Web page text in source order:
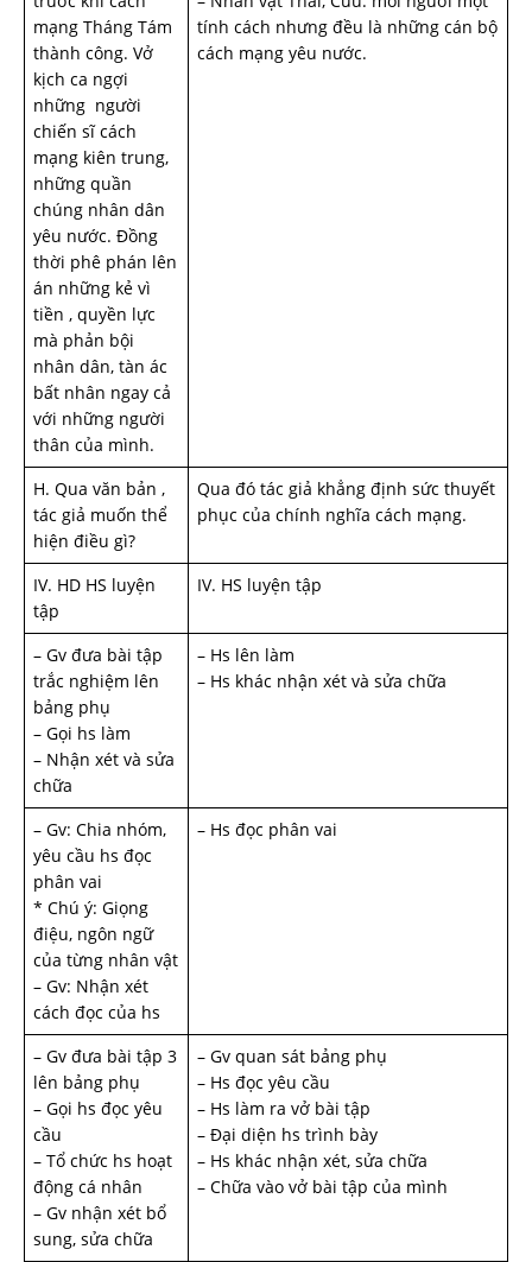
mạng Tháng Tám
thành công. Vở
kịch ca ngợi
những người
chiến sĩ cách
mạng kiên trung,
những quần
chúng nhân dân
yêu nước. Đồng
thời phê phán lên
án những kẻ vì
tiền , quyền lực
mà phản bội
nhân dân, tàn ác
bất nhân ngay cả
với những người
thân của mình.
tính cách nhưng đều là những cán bộ
cách mạng yêu nước.
H. Qua văn bản ,
tác giả muốn thể
hiện điều gì?
Qua đó tác giả khẳng định sức thuyết
phục của chính nghĩa cách mạng.
IV. HD HS luyện
tập
IV. HS luyện tập
– Gv đưa bài tập
trắc nghiệm lên
bảng phụ
– Gọi hs làm
– Nhận xét và sửa
chữa
– Hs lên làm
– Hs khác nhận xét và sửa chữa
– Gv: Chia nhóm,
yêu cầu hs đọc
phân vai
* Chú ý: Giọng
điệu, ngôn ngữ
của từng nhân vật
– Gv: Nhận xét
cách đọc của hs
– Hs đọc phân vai
– Gv đưa bài tập 3
lên bảng phụ
– Gọi hs đọc yêu
cầu
– Tổ chức hs hoạt
động cá nhân
– Gv nhận xét bổ
sung, sửa chữa
– Gv quan sát bảng phụ
– Hs đọc yêu cầu
– Hs làm ra vở bài tập
– Đại diện hs trình bày
– Hs khác nhận xét, sửa chữa
– Chữa vào vở bài tập của mình